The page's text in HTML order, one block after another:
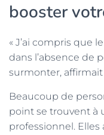
booster
« J’ai compris que
dans l’absence de
surmonter,
Beaucoup de
point se trouvent à
professionnel.